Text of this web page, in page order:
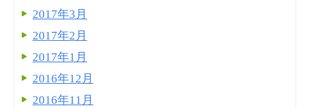
2017年3月
2017年2月
2017年1月
2016年12月
2016年11月